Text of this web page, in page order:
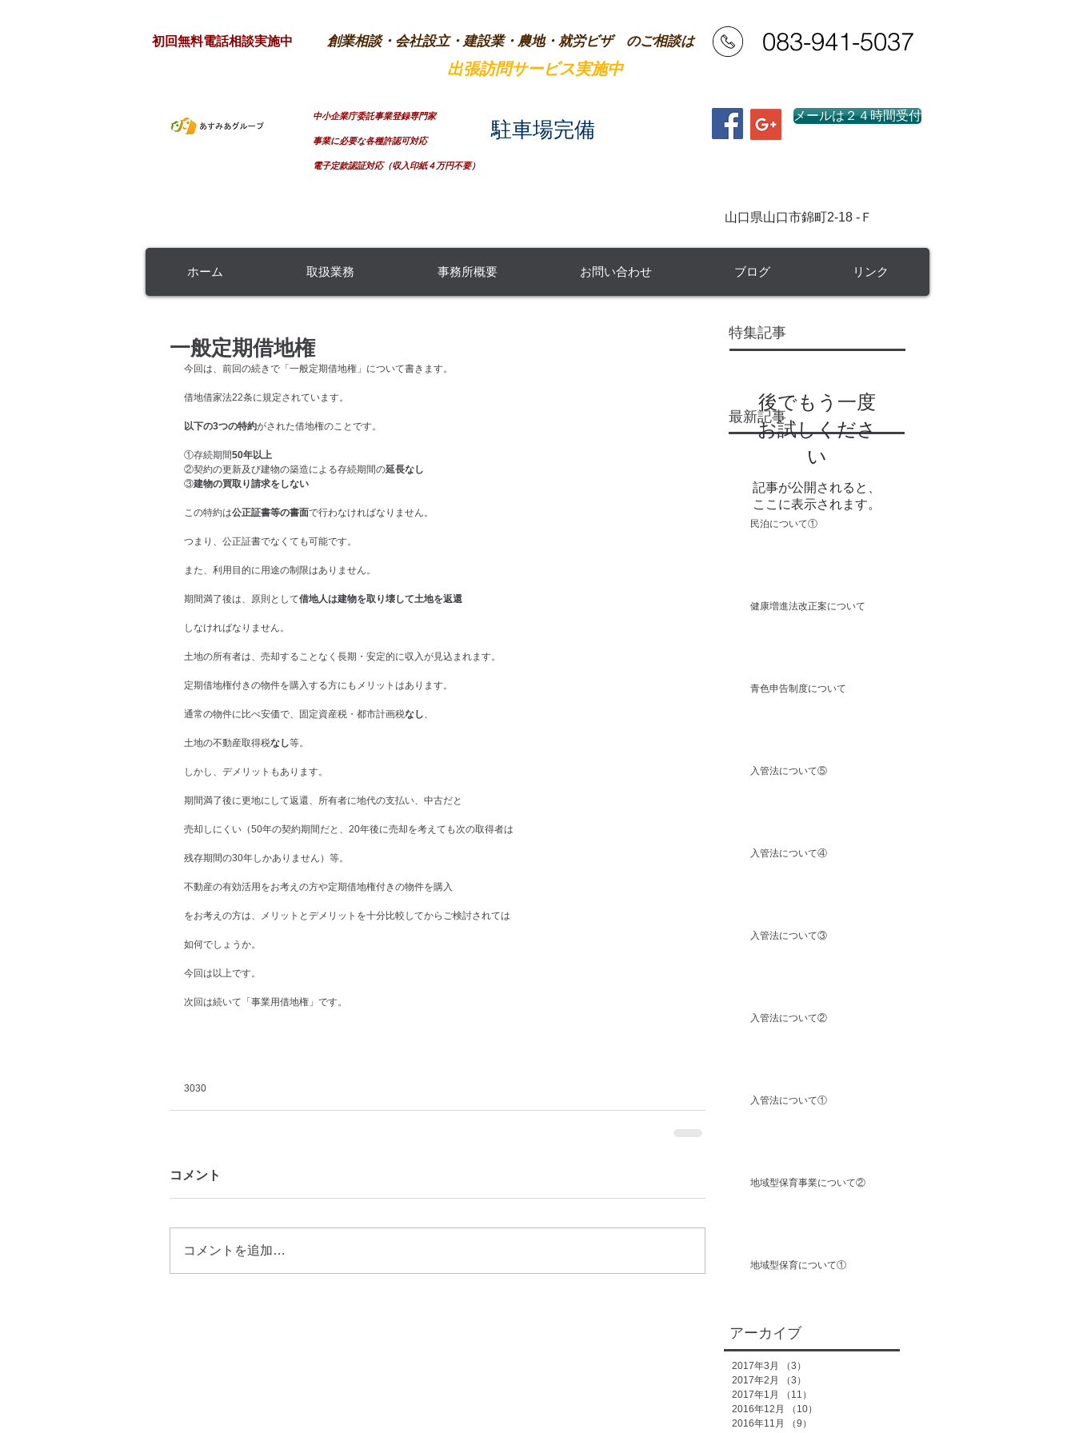
初回無料電話相談実施中 創業相談・会社設立・建設業・農地・就労ビザ のご相談は 083-941-5037
出張訪問サービス実施中！
​駐車場完備
​中小企業庁委託事業登録専門家
事業に必要な各種許認可対応
メールは２４時間受付
電子定款認証対応（収入印紙４万円不要）
山口県山口市錦町2-18 -Ｆ
ホーム 取扱業務 事務所概要 お問い合わせ ブログ リンク
一般定期借地権
今回は、前回の続きで「一般定期借地権」について書きます。
借地借家法22条に規定されています。
以下の3つの特約がされた借地権のことです。
①存続期間50年以上
②契約の更新及び建物の築造による存続期間の延長なし
③建物の買取り請求をしない
この特約は公正証書等の書面で行わなければなりません。
つまり、公正証書でなくても可能です。
また、利用目的に用途の制限はありません。
期間満了後は、原則として借地人は建物を取り壊して土地を返還
しなければなりません。
土地の所有者は、売却することなく長期・安定的に収入が見込まれます。
定期借地権付きの物件を購入する方にもメリットはあります。
通常の物件に比べ安価で、固定資産税・都市計画税なし、
土地の不動産取得税なし等。
しかし、デメリットもあります。
期間満了後に更地にして返還、所有者に地代の支払い、中古だと
売却しにくい（50年の契約期間だと、20年後に売却を考えても次の取得者は
残存期間の30年しかありません）等。
不動産の有効活用をお考えの方や定期借地権付きの物件を購入
をお考えの方は、メリットとデメリットを十分比較してからご検討されては
如何でしょうか。
今回は以上です。
次回は続いて「事業用借地権」です。
3030
コメント
コメントを追加…
特集記事
民泊について①
健康増進法改正案について
青色申告制度について
入管法について⑤
入管法について④
入管法について③
入管法について②
入管法について①
地域型保育事業について②
地域型保育について①
最新記事
後でもう一度
お試しくださ
い
記事が公開されると、
ここに表示されます。
アーカイブ
2017年3月 （3）
2017年2月
（3）
2017年1月
（11）
2016年12月
（10）
2016年11月
（9）